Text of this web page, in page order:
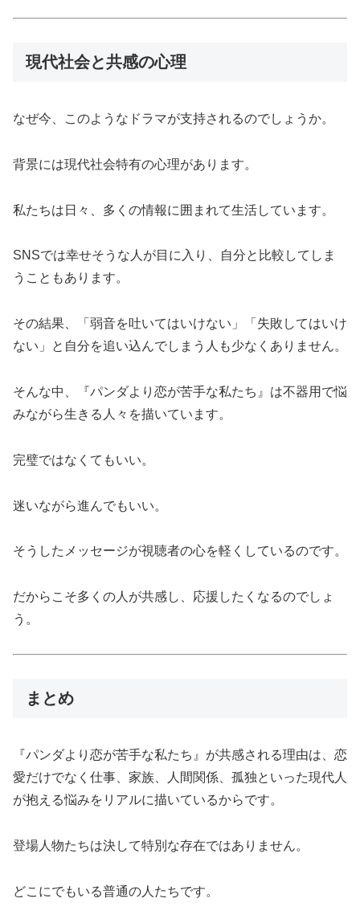
現代社会と共感の心理
なぜ今、このようなドラマが支持されるのでしょうか。
背景には現代社会特有の心理があります。
私たちは日々、多くの情報に囲まれて生活しています。
SNSでは幸せそうな人が目に入り、自分と比較してしま
うこともあります。
その結果、「弱音を吐いてはいけない」「失敗してはいけ
ない」と自分を追い込んでしまう人も少なくありません。
そんな中、『パンダより恋が苦手な私たち』は不器用で悩
みながら生きる人々を描いています。
完璧ではなくてもいい。
迷いながら進んでもいい。
そうしたメッセージが視聴者の心を軽くしているのです。
だからこそ多くの人が共感し、応援したくなるのでしょ
う。
まとめ
『パンダより恋が苦手な私たち』が共感される理由は、恋
愛だけでなく仕事、家族、人間関係、孤独といった現代人
が抱える悩みをリアルに描いているからです。
登場人物たちは決して特別な存在ではありません。
どこにでもいる普通の人たちです。